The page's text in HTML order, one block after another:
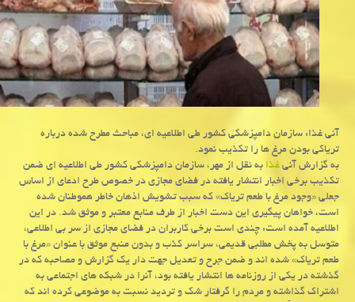
آنی غذا: سازمان دامپزشكی كشور طی اطلاعیه ای، مباحث مطرح شده درباره
تریاكی بودن مرغ ها را تكذیب نمود.
به گزارش آنیغذابه نقل از مهر، سازمان دامپزشكی كشور طی اطلاعیه ای ضمن
تكذیب برخی اخبار انتشار یافته در فضای مجازی در خصوص طرح ادعای از اساس
جعلی «وجود مرغ با طعم تریاك» كه سبب تشویش اذهان خاطر هموطنان شده
است، خواهان پیگیری این دست اخبار از طرف منابع معتبر و موثق شد. در این
اطلاعیه آمده است: چندی است برخی كاربران در فضای مجازی از سر بی اطلاعی،
متوسل به پخش مطلبی قدیمی، سراسر كذب و بدون منبع موثق با عنوان «مرغ با
طعم تریاك» شده اند و ضمن جرح و تعدیل جهت دار یك گزارش و مصاحبه كه در
گذشته در یكی از روزنامه ها انتشار یافته بود، آنرا در شبكه های اجتماعی به
اشتراك گذاشته و مردم را گرفتار شك و تردید نسبت به موضوعی كرده اند كه